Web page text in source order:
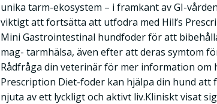
unika tarm-ekosystem – i framkant av GI-
viktigt att fortsätta att utfodra med Hill’s
Mini Gastrointestinal hundfoder för att
mag- tarmhälsa, även efter att deras symtom
Rådfråga din veterinär för mer information om
Prescription Diet-foder kan hjälpa din hund att
njuta av ett lyckligt och aktivt liv.Kliniskt visat